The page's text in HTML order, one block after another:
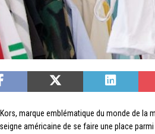
marque emblématique du monde de
américaine de se faire une place